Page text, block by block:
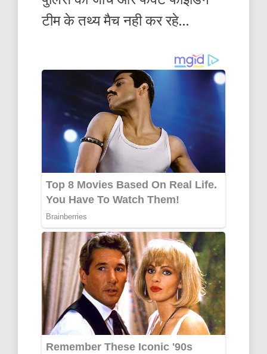
टीम के तथ्य मैच नही कर रहे…